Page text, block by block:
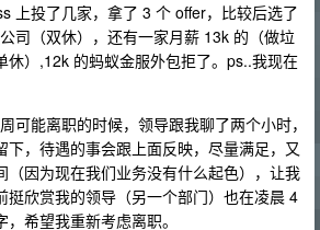
上投了几家，拿了 3 个 offer，比较后选了
司（双休），还有一家月薪 13k 的（做垃
休）,12k 的蚂蚁金服外包拒了。ps..我现在
可能离职的时候，领导跟我聊了两个小时，
下，待遇的事会跟上面反映，尽量满足，又
（因为现在我们业务没有什么起色），让我
挺欣赏我的领导（另一个部门）也在凌晨 4
希望我重新考虑离职。